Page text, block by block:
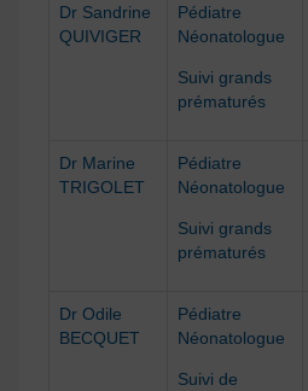
Dr Sandrine
QUIVIGER
Pédiatre
Néonatologue
Suivi grands
prématurés
Dr Marine
TRIGOLET
Pédiatre
Néonatologue
Suivi grands
prématurés
Dr Odile
BECQUET
Pédiatre
Néonatologue
Suivi de